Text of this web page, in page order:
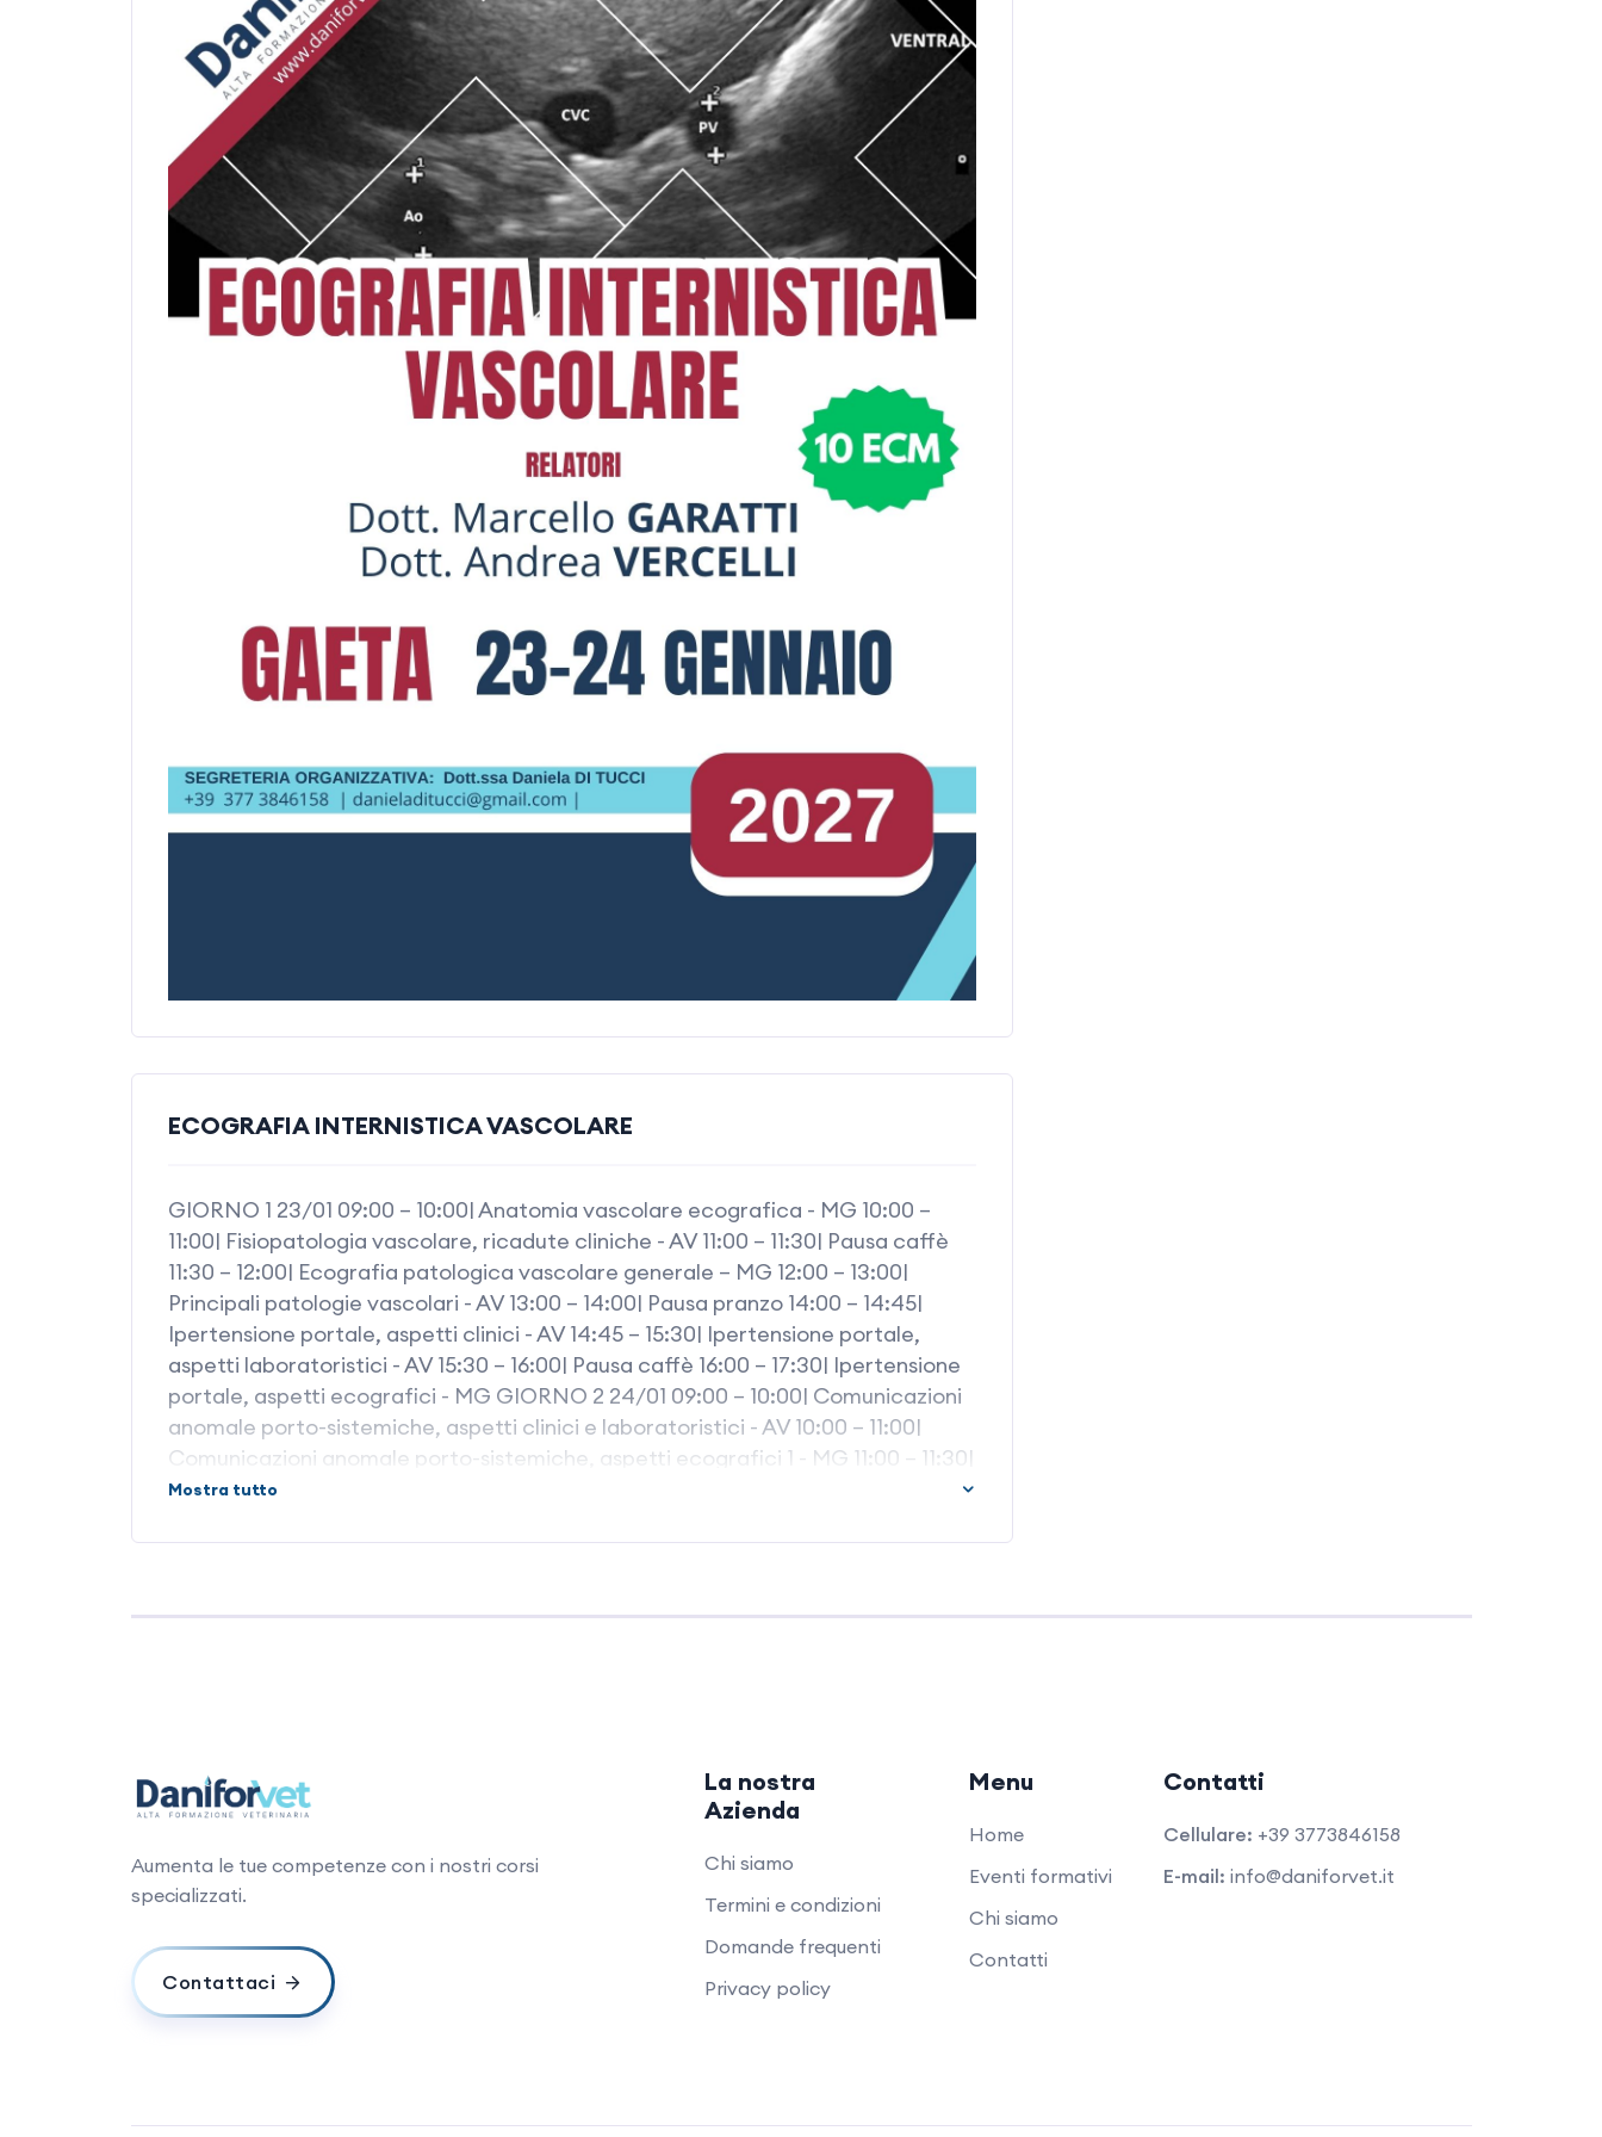
ECOGRAFIA INTERNISTICA VASCOLARE
GIORNO 1 23/01 09:00 – 10:00| Anatomia vascolare ecografica - MG 10:00 –
11:00| Fisiopatologia vascolare, ricadute cliniche - AV 11:00 – 11:30| Pausa caffè
11:30 – 12:00| Ecografia patologica vascolare generale – MG 12:00 – 13:00|
Principali patologie vascolari - AV 13:00 – 14:00| Pausa pranzo 14:00 – 14:45|
Ipertensione portale, aspetti clinici - AV 14:45 – 15:30| Ipertensione portale,
aspetti laboratoristici - AV 15:30 – 16:00| Pausa caffè 16:00 – 17:30| Ipertensione
portale, aspetti ecografici - MG GIORNO 2 24/01 09:00 – 10:00| Comunicazioni
anomale porto-sistemiche, aspetti clinici e laboratoristici - AV 10:00 – 11:00|
Comunicazioni anomale porto-sistemiche, aspetti ecografici 1 - MG 11:00 – 11:30|
Pausa caffè 11:30 – 12:15| Comunicazioni anomale porto-sistemiche, aspetti
aspetti terapeutici e prognostici - AV
Mostra tutto
Aumenta le tue competenze con i nostri corsi
specializzati.
Contattaci
La nostra
Azienda
Chi siamo
Termini e condizioni
Domande frequenti
Privacy policy
Menu
Home
Eventi formativi
Chi siamo
Contatti
Contatti
Cellulare: +39 3773846158
E-mail: info@daniforvet.it